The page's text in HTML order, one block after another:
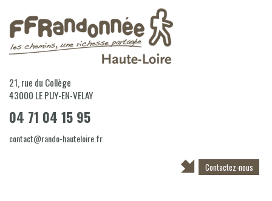
21, rue du Collège
43000 LE PUY-EN-VELAY
04 71 04 15 95
contact@rando-hauteloire.fr
Contactez-nous